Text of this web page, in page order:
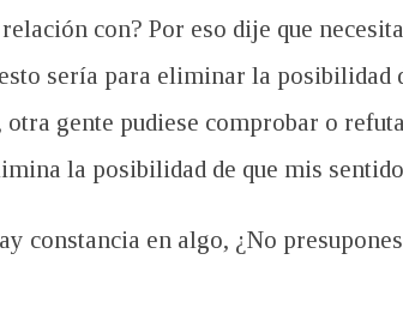
con? Por eso dije que
sería para eliminar la posibilidad
otra gente pudiese comprobar o
la posibilidad de que mis
constancia en algo, ¿No